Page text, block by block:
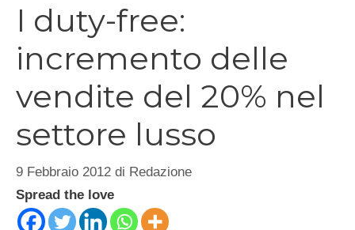
I duty-free:
incremento delle
vendite del 20% nel
settore lusso
9 Febbraio 2012 di Redazione
Spread the love